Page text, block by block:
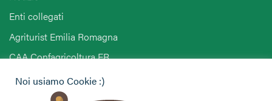
Enti collegati
Agriturist Emilia Romagna
CAA Confagricoltura ER
Hai bisogno di informazioni?
Noi usiamo Cookie :)